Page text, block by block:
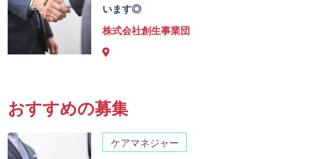
います◎
株式会社創生事業団
おすすめの募集
ケアマネジャー